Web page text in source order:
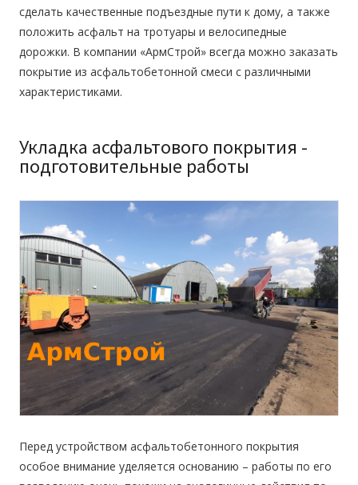
сделать качественные подъездные пути к дому, а также
положить асфальт на тротуары и велосипедные
дорожки. В компании «АрмСтрой» всегда можно заказать
покрытие из асфальтобетонной смеси с различными
характеристиками.
Укладка асфальтового покрытия -
подготовительные работы
Перед устройством асфальтобетонного покрытия
особое внимание уделяется основанию – работы по его